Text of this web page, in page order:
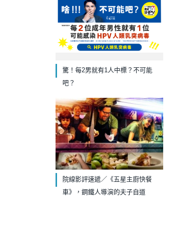
驚！每2男就有1人中標？不可能
吧？
院線影評速遞／《五星主廚快餐
車》，鋼鐵人導演的夫子自道